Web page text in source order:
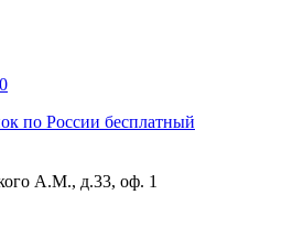
0
по России бесплатный
А.М., д.33, оф. 1